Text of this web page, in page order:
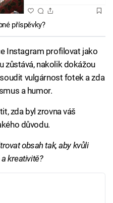
příspěvky?
Instagram profilovat jako
zůstává, nakolik dokážou
vulgárnost fotek a zda
a humor.
zda byl zrovna váš
důvodu.
obsah tak, aby kvůli
kreativitě?